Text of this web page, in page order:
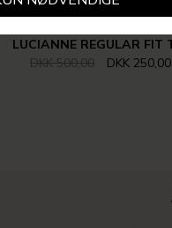
DKK 500,00
DKK 250,00